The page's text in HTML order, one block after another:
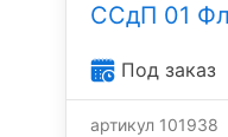
ССдП 01
Под заказ
артикул 101938